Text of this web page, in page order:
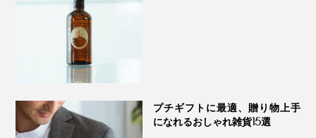
プチギフトに最適、贈り物上手
になれるおしゃれ雑貨15選